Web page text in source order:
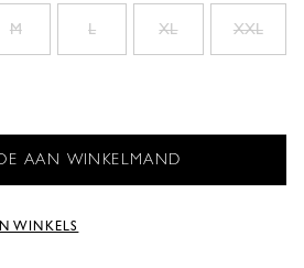
M L XL XXL
WINKELS